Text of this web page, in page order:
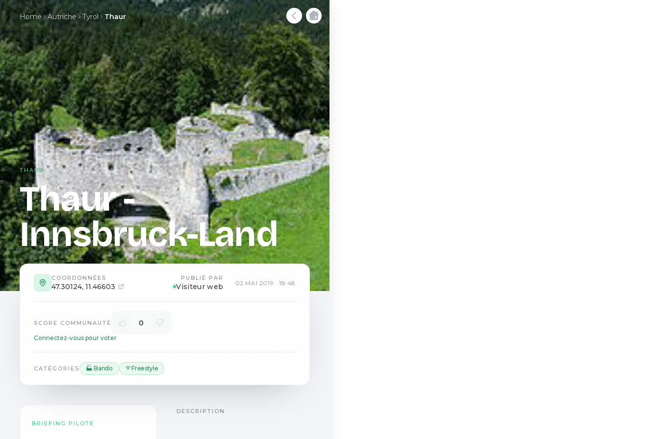
Home Autriche Tyrol Thaur
THAUR
Thaur -
Innsbruck-Land
COORDONNÉES
47.30124, 11.46603
PUBLIÉ PAR
Visiteur web 02 MAI 2019 · 18:48
SCORE COMMUNAUTÉ 0
Connectez-vous pour voter
CATÉGORIES 🏭 Bando ➰ Freestyle
BRIEFING PILOTE
DESCRIPTION